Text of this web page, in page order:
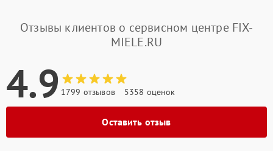
Отзывы клиентов о сервисном центре FIX-
MIELE.RU
4.9 1799 отзывов 5358 оценок
Оставить отзыв